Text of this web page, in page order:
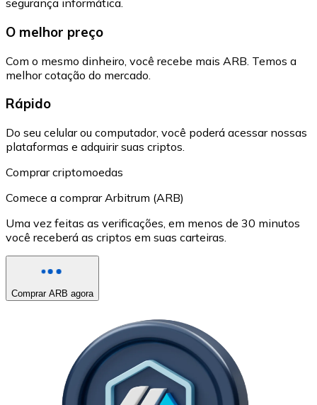
segurança informática.
O melhor preço
Com o mesmo dinheiro, você recebe mais ARB. Temos a
melhor cotação do mercado.
Rápido
Do seu celular ou computador, você poderá acessar nossas
plataformas e adquirir suas criptos.
Comprar criptomoedas
Comece a comprar Arbitrum (ARB)
Uma vez feitas as verificações, em menos de 30 minutos
você receberá as criptos em suas carteiras.
Comprar ARB agora